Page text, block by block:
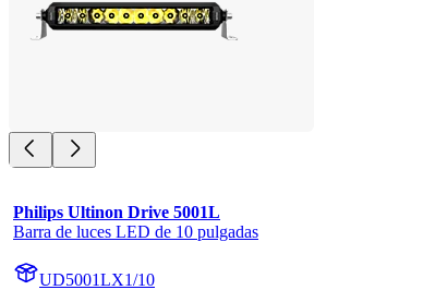
Philips Ultinon Drive 5001L
Barra de luces LED de 10 pulgadas
UD5001LX1/10